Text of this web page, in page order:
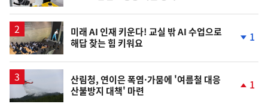
미래 AI 인재 키운다! 교실 밖 AI 수업으로
해답 찾는 힘 키워요
하
1
산림청, 연이은 폭염·가뭄에 '여름철 대응
산불방지 대책' 마련
1